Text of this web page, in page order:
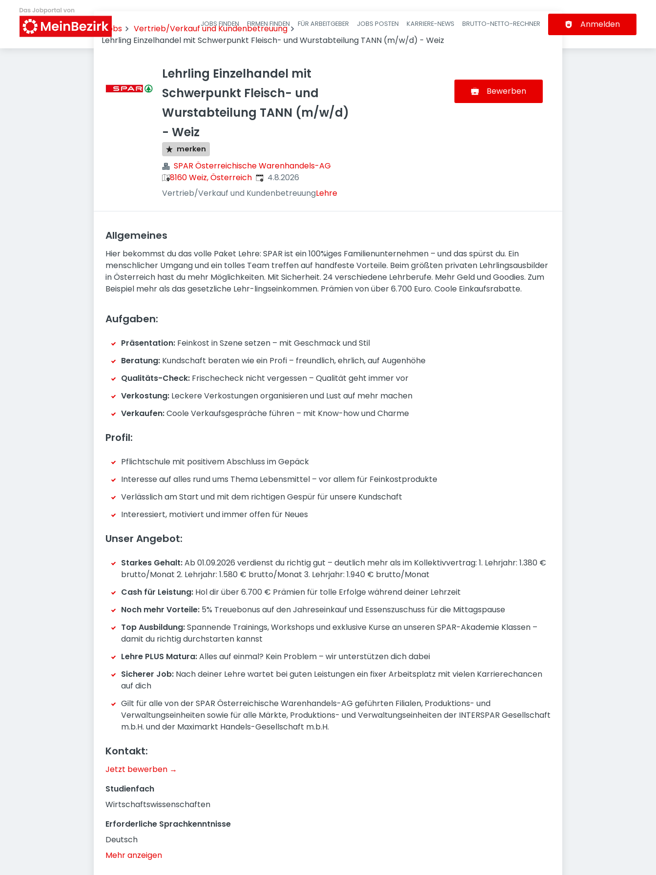
Haupt-Navigation
JOBS FINDEN FIRMEN FINDEN FÜR ARBEITGEBER JOBS POSTEN KARRIERE-NEWS BRUTTO-NETTO-RECHNER Anmelden
Jobs
Vertrieb/Verkauf und Kundenbetreuung
Lehrling Einzelhandel mit Schwerpunkt Fleisch- und Wurstabteilung TANN (m/w/d) - Weiz
Lehrling Einzelhandel mit
Schwerpunkt Fleisch- und
Wurstabteilung TANN (m/w/d)
- Weiz
merken
SPAR Österreichische Warenhandels-AG
8160 Weiz, Österreich Veröffentlicht
4.8.2026
Vertrieb/Verkauf und KundenbetreuungLehre
Bewerben
Allgemeines
Hier bekommst du das volle Paket Lehre: SPAR ist ein 100%iges Familienunternehmen – und das spürst du. Ein
menschlicher Umgang und ein tolles Team treffen auf handfeste Vorteile. Beim größten privaten Lehrlingsausbilder
in Österreich hast du mehr Möglichkeiten. Mit Sicherheit. 24 verschiedene Lehrberufe. Mehr Geld und Goodies. Zum
Beispiel mehr als das gesetzliche Lehr-lingseinkommen. Prämien von über 6.700 Euro. Coole Einkaufsrabatte.
Aufgaben:
Präsentation: Feinkost in Szene setzen – mit Geschmack und Stil
Beratung: Kundschaft beraten wie ein Profi – freundlich, ehrlich, auf Augenhöhe
Qualitäts-Check: Frischecheck nicht vergessen – Qualität geht immer vor
Verkostung: Leckere Verkostungen organisieren und Lust auf mehr machen
Verkaufen:Coole Verkaufsgespräche führen – mit Know-how und Charme
Profil:
Pflichtschule mit positivem Abschluss im Gepäck
Interesse auf alles rund ums Thema Lebensmittel – vor allem für Feinkostprodukte
Verlässlich am Start und mit dem richtigen Gespür für unsere Kundschaft
Interessiert, motiviert und immer offen für Neues
Unser Angebot:
Starkes Gehalt:Ab 01.09.2026 verdienst du richtig gut – deutlich mehr als im Kollektivvertrag: 1. Lehrjahr: 1.380 €
brutto/Monat 2. Lehrjahr: 1.580 € brutto/Monat 3. Lehrjahr: 1.940 € brutto/Monat
Cash für Leistung: Hol dir über 6.700 € Prämien für tolle Erfolge während deiner Lehrzeit
Noch mehr Vorteile: 5% Treuebonus auf den Jahreseinkauf und Essenszuschuss für die Mittagspause
Top Ausbildung:Spannende Trainings, Workshops und exklusive Kurse an unseren SPAR-Akademie Klassen –
damit du richtig durchstarten kannst
Lehre PLUS Matura:Alles auf einmal? Kein Problem – wir unterstützen dich dabei
Sicherer Job: Nach deiner Lehre wartet bei guten Leistungen ein fixer Arbeitsplatz mit vielen Karrierechancen
auf dich
Gilt für alle von der SPAR Österreichische Warenhandels-AG geführten Filialen, Produktions- und
Verwaltungseinheiten sowie für alle Märkte, Produktions- und Verwaltungseinheiten der INTERSPAR Gesellschaft
m.b.H. und der Maximarkt Handels-Gesellschaft m.b.H.
Kontakt:
Jetzt bewerben →
Studienfach
Wirtschaftswissenschaften
Erforderliche Sprachkenntnisse
Deutsch
Mehr anzeigen